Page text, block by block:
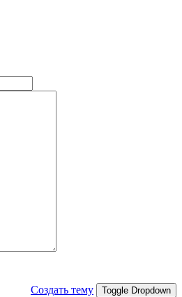
Создать тему Toggle Dropdown